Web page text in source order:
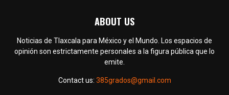
ABOUT US
Noticias de Tlaxcala para México y el Mundo. Los espacios de
opinión son estrictamente personales a la figura pública que lo
emite.
Contact us: 385grados@gmail.com